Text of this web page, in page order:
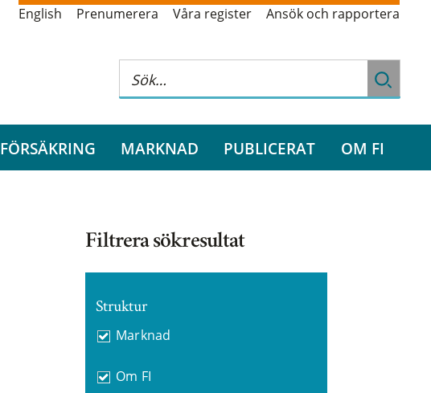
English Prenumerera Våra register Ansök och rapportera
FÖRSÄKRING MARKNAD PUBLICERAT OM FI
Filtrera sökresultat
Struktur
Marknad
Om FI